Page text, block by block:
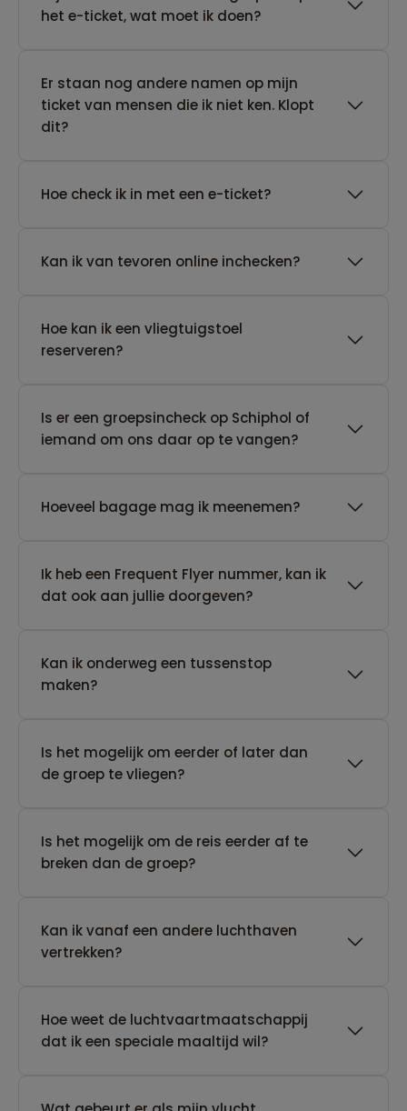
het e-ticket, wat moet ik doen?
Er staan nog andere namen op mijn
ticket van mensen die ik niet ken. Klopt
dit?
Hoe check ik in met een e-ticket?
Kan ik van tevoren online inchecken?
Hoe kan ik een vliegtuigstoel
reserveren?
Is er een groepsincheck op Schiphol of
iemand om ons daar op te vangen?
Hoeveel bagage mag ik meenemen?
Ik heb een Frequent Flyer nummer, kan ik
dat ook aan jullie doorgeven?
Kan ik onderweg een tussenstop
maken?
Is het mogelijk om eerder of later dan
de groep te vliegen?
Is het mogelijk om de reis eerder af te
breken dan de groep?
Kan ik vanaf een andere luchthaven
vertrekken?
Hoe weet de luchtvaartmaatschappij
dat ik een speciale maaltijd wil?